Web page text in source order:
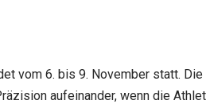
vom 6. bis 9. November statt.
aufeinander, wenn die